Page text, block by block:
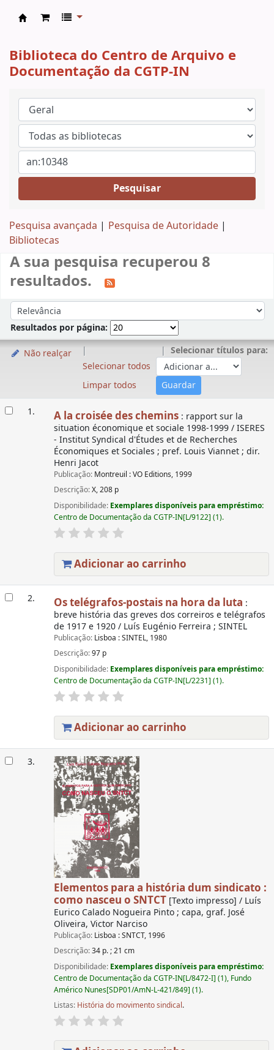
Biblioteca do Centro de Arquivo e
Documentação da CGTP-IN
Pesquisar
Pesquisa avançada
Pesquisa de Autoridade
Bibliotecas
A sua pesquisa recuperou 8
resultados.
Ordenar por:
Resultados por página:
Não realçar
Selecionar todos
Limpar todos
Selecionar títulos para:
1. A la croisée des chemins: rapport sur la
situation économique et sociale 1998-1999 / ISERES
- Institut Syndical d'Études et de Recherches
Économiques et Sociales ; pref. Louis Viannet ; dir.
Henri Jacot
Publicação: Montreuil : VO Editions, 1999
Descrição:X, 208 p
Disponibilidade: Exemplares disponíveis para empréstimo:
Centro de Documentação da CGTP-IN[L/9122] (1).
Adicionar ao carrinho
2. Os telégrafos-postais na hora da luta :
breve história das greves dos correiros e telégrafos
de 1917 e 1920 / Luís Eugénio Ferreira ; SINTEL
Publicação: Lisboa : SINTEL, 1980
Descrição:97 p
Disponibilidade: Exemplares disponíveis para empréstimo:
Centro de Documentação da CGTP-IN[L/2231] (1).
Adicionar ao carrinho
3.
Elementos para a história dum sindicato :
como nasceu o SNTCT[Texto impresso] / Luís
Eurico Calado Nogueira Pinto ; capa, graf. José
Oliveira, Victor Narciso
Publicação: Lisboa : SNTCT, 1996
Descrição:34 p. ; 21 cm
Disponibilidade: Exemplares disponíveis para empréstimo:
Centro de Documentação da CGTP-IN[L/8472-I] (1), Fundo
Américo Nunes[SDP01/AmN-L-421/849] (1).
Listas: História do movimento sindical.